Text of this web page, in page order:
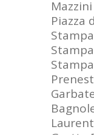
Piazza